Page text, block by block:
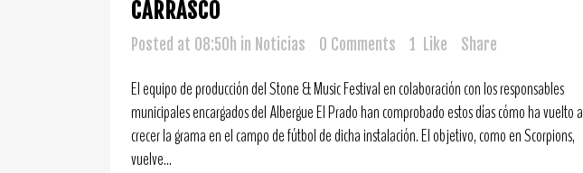
CARRASCO
Posted at 08:50h in Noticias 0 Comments 1 Like Share
El equipo de producción del Stone & Music Festival en colaboración con los responsables
municipales encargados del Albergue El Prado han comprobado estos días cómo ha vuelto a
crecer la grama en el campo de fútbol de dicha instalación. El objetivo, como en Scorpions,
vuelve...